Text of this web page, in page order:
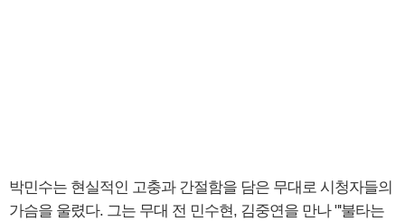
박민수는 현실적인 고충과 간절함을 담은 무대로 시청자들의
가슴을 울렸다. 그는 무대 전 민수현, 김중연을 만나 "'불타는